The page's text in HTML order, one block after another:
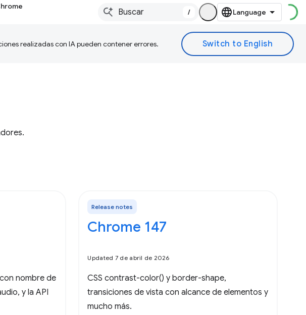
/
realizadas con IA pueden contener errores.
nombre de
y la API
Release notes
Chrome 147
Updated 7 de abril de 2026
CSS contrast-color() y border-shape,
transiciones de vista con alcance de elementos y
mucho más.